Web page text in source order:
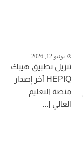
يونيو 12, 2026
تنزيل تطبيق هيبك
HEPIQ آخر إصدار
منصة التعليم
العالي [...